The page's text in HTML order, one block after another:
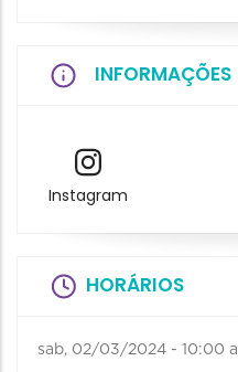
INFORMAÇÕES
Instagram
HORÁRIOS
sab, 02/03/2024 - 10:00 a